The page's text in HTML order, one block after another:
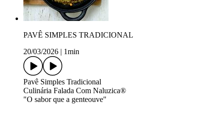
PAVÊ SIMPLES TRADICIONAL
20/03/2026
1min
Pavê Simples Tradicional
Culinária Falada Com Naluzica®
"O sabor que a genteouve"